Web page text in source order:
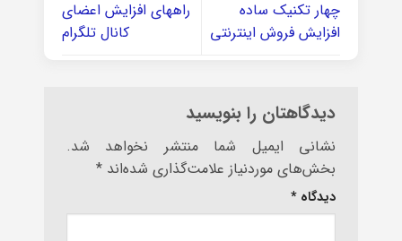
چهار تکنیک ساده
افزایش فروش اینترنتی
راههای افزایش اعضای
کانال تلگرام
دیدگاهتان را بنویسید
نشانی ایمیل شما منتشر نخواهد شد.
بخش‌های موردنیاز علامت‌گذاری شده‌اند *
دیدگاه *